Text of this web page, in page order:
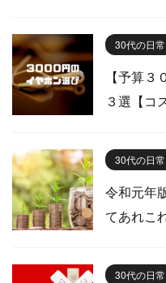
30代の日常
【予算
３選【コ
30代の日常
令和元年
てあれこ
30代の日常